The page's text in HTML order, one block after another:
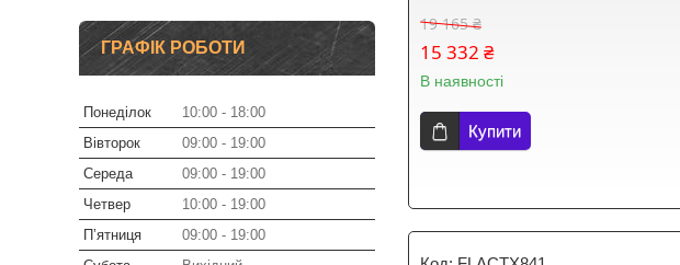
19 165 ₴
15 332 ₴
В наявності
Купити
ГРАФІК РОБОТИ
Понеділок 10:00
18:00
Вівторок
09:00
19:00
Середа
09:00
19:00
Четвер
10:00
19:00
Пʼятниця
09:00
19:00